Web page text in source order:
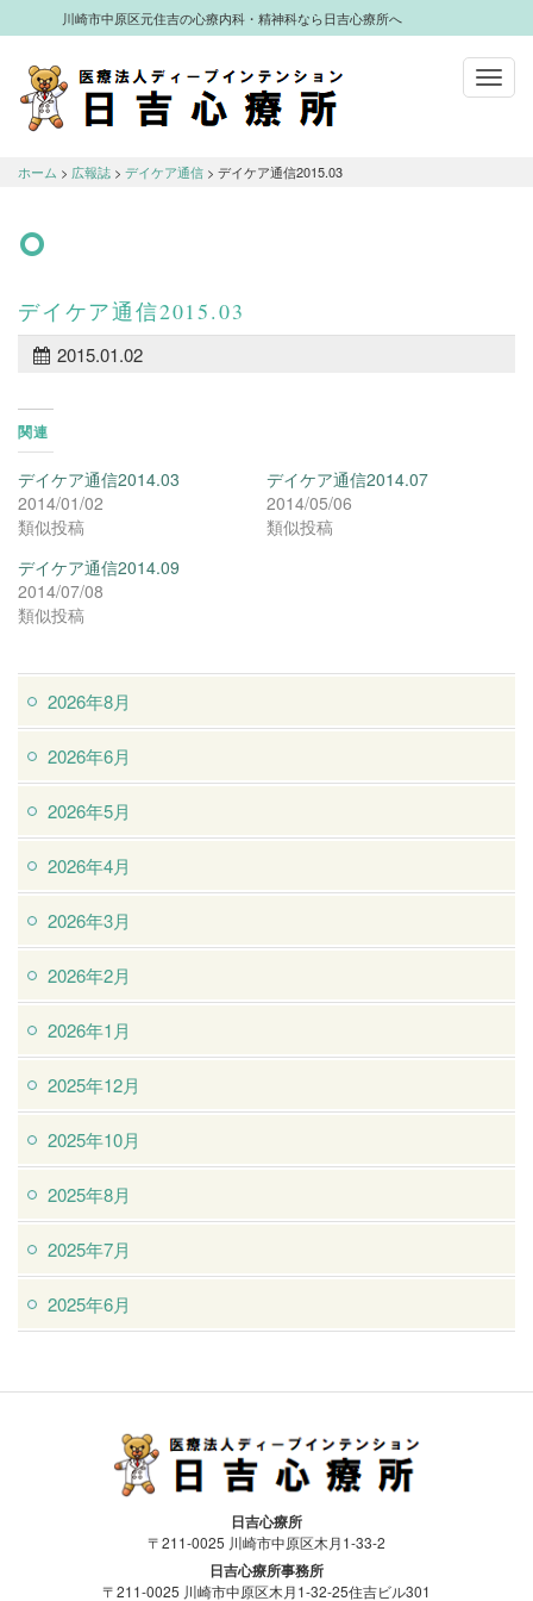
川崎市中原区元住吉の心療内科・精神科なら日吉心療所へ
なら日吉心療所へ
ホーム > 広報誌 > デイケア通信 > デイケア通信2015.03
デイケア通信2015.03
2015.01.02
関連
デイケア通信2014.03
2014/01/02
類似投稿
デイケア通信2014.07
2014/05/06
類似投稿
デイケア通信2014.09
2014/07/08
類似投稿
2026年8月
2026年6月
2026年5月
2026年4月
2026年3月
2026年2月
2026年1月
2025年12月
2025年10月
2025年8月
2025年7月
2025年6月
医療法人ディープインテンション日吉
心療所
日吉心療所
〒211-0025 川崎市中原区木月1-33-2
日吉心療所事務所
〒211-0025 川崎市中原区木月1-32-25住吉ビル301